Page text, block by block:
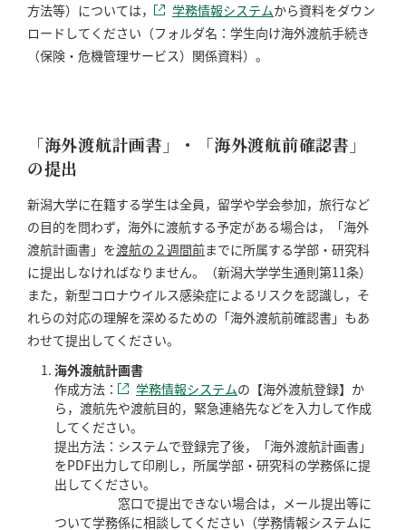
方法等）については，
学務情報システムから資料をダウン
ロードしてください（フォルダ名：学生向け海外渡航手続き
（保険・危機管理サービス）関係資料）。
「海外渡航計画書」・「海外渡航前確認書」
の提出
新潟大学に在籍する学生は全員，留学や学会参加，旅行など
の目的を問わず，海外に渡航する予定がある場合は，「海外
渡航計画書」を渡航の２週間前までに所属する学部・研究科
に提出しなければなりません。（新潟大学学生通則第11条）
また，新型コロナウイルス感染症によるリスクを認識し，そ
れらの対応の理解を深めるための「海外渡航前確認書」もあ
わせて提出してください。
海外渡航計画書
作成方法：
学務情報システムの【海外渡航登録】か
ら，渡航先や渡航目的，緊急連絡先などを入力して作成
してください。
提出方法：システムで登録完了後，「海外渡航計画書」
をPDF出力して印刷し，所属学部・研究科の学務係に提
出してください。
窓口で提出できない場合は，メール提出等に
ついて学務係に相談してください（学務情報システムに